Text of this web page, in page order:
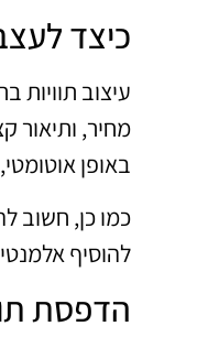
כיצד
עיצוב תוויות
מחיר, ותיאור
באופן
כמו כן, חשוב
להוסיף
הדפסת